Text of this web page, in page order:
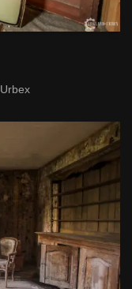
Urbex